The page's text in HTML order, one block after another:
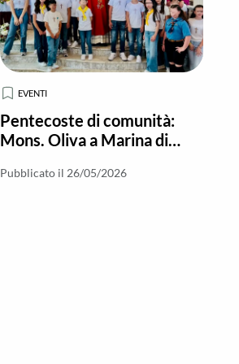
EVENTI
Pentecoste di comunità:
Mons. Oliva a Marina di
ragazzi
Pubblicato il 26/05/2026